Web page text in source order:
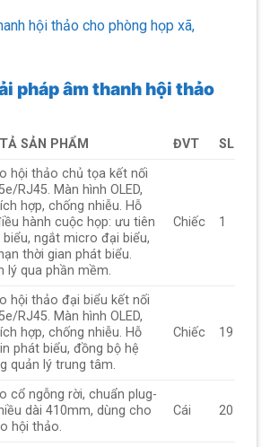
hội thảo cho phòng họp xã,
pháp âm thanh hội thảo
SẢN PHẨM ĐVT SL
hội thảo chủ tọa kết nối
RJ45. Màn hình OLED,
hợp, chống nhiễu. Hỗ
hành cuộc họp: ưu tiên
biểu, ngắt micro đại biểu,
thời gian phát biểu.
lý qua phần mềm.
Chiếc 1
hội thảo đại biểu kết nối
RJ45. Màn hình OLED,
hợp, chống nhiễu. Hỗ
phát biểu, đồng bộ hệ
quản lý trung tâm.
Chiếc 19
cổ ngỗng rời, chuẩn plug-
dài 410mm, dùng cho
hội thảo.
Cái 20